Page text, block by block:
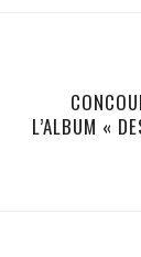
L’ALBUM «